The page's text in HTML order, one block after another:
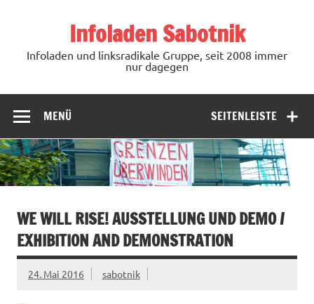
Infoladen Sabotnik
Infoladen und linksradikale Gruppe, seit 2008 immer
nur dagegen
SEITENLEISTE
MENÜ
WE WILL RISE! AUSSTELLUNG UND DEMO /
EXHIBITION AND DEMONSTRATION
24. Mai 2016 sabotnik